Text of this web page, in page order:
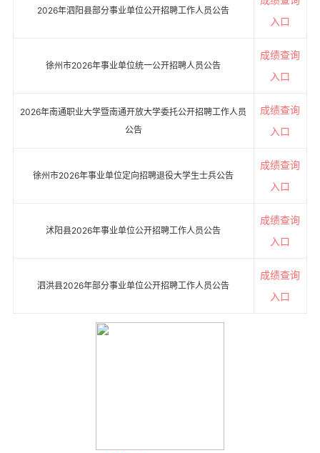
2026年泗阳县部分事业单位公开招聘工作人员公告
入口
徐州市2026年事业单位统一公开招聘人员公告
成绩查询
入口
2026年南通职业大学暨南通开放大学委托公开招聘工作人员
公告
成绩查询
入口
徐州市2026年事业单位定向招聘退役大学生士兵公告
成绩查询
入口
沭阳县2026年事业单位公开招聘工作人员公告
成绩查询
入口
泗洪县2026年部分事业单位公开招聘工作人员公告
成绩查询
入口